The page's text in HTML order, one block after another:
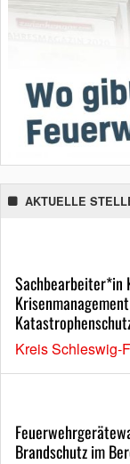
AKTUELLE
Sachbearbeiter*in
Kreis Schleswig-
Brandschutz im